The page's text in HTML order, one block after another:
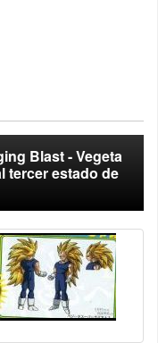
Blast - Vegeta
tercer estado de